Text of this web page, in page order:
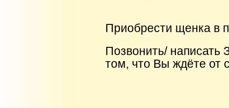
Приобрести щенка в
Позвонить/ написать
том, что Вы ждёте от